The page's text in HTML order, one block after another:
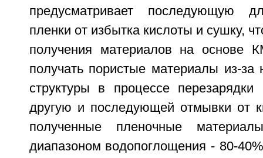
предусматривает последующую
пленки от избытка кислоты и сушку,
получения материалов на основе
получать пористые материалы из-за
структуры в процессе
другую и последующей отмывки от
полученные пленочные
диапазоном водопоглощения - 80-